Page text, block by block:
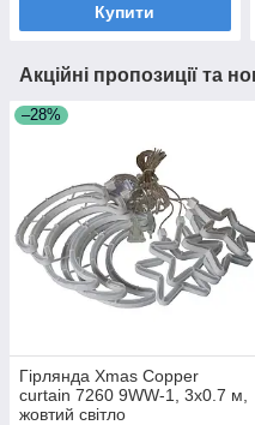
Купити
Акційні пропозиції та
–28%
Гірлянда Xmas Copper
curtain 7260 9WW-1, 3x0.7 м,
жовтий світло